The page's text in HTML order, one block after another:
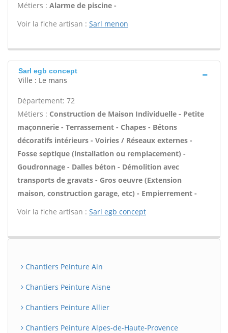
Métiers : Alarme de piscine -
Voir la fiche artisan : Sarl menon
Sarl egb concept
Ville : Le mans
Département: 72
Métiers : Construction de Maison Individuelle - Petite
maçonnerie - Terrassement - Chapes - Bétons
décoratifs intérieurs - Voiries / Réseaux externes -
Fosse septique (installation ou remplacement) -
Goudronnage - Dalles béton - Démolition avec
transports de gravats - Gros oeuvre (Extension
maison, construction garage, etc) - Empierrement -
Voir la fiche artisan : Sarl egb concept
Chantiers Peinture Ain
Chantiers Peinture Aisne
Chantiers Peinture Allier
Chantiers Peinture Alpes-de-Haute-Provence